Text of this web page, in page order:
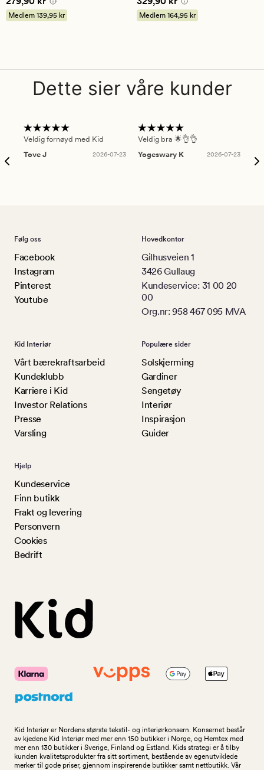
på
4.5
Medlem 139,95 kr Medlem 164,95 kr
Dette sier våre kunder
Veldig fornøyd med Kid
Tove J
2026-07-23
Veldig bra 🌟👌👌
Yogeswary K
2026-07-23
Følg oss
Facebook
Instagram
Pinterest
Youtube
Hovedkontor
Gilhusveien 1
3426 Gullaug
Kundeservice: 31 00 20
00
Org.nr: 958 467 095 MVA
Kid Interiør
Vårt bærekraftsarbeid
Kundeklubb
Karriere i Kid
Investor Relations
Presse
Varsling
Populære sider
Solskjerming
Gardiner
Sengetøy
Interiør
Inspirasjon
Guider
Hjelp
Kundeservice
Finn butikk
Frakt og levering
Personvern
Cookies
Bedrift
Kid Interiør er Nordens største tekstil- og interiørkonsern. Konsernet består
av kjedene Kid Interiør med mer enn 150 butikker i Norge, og Hemtex med
mer enn 130 butikker i Sverige, Finland og Estland. Kids strategi er å tilby
kunden kvalitetsprodukter fra sitt sortiment, bestående av egenutviklede
merker til gode priser, gjennom inspirerende butikker samt nettbutikk. Vår